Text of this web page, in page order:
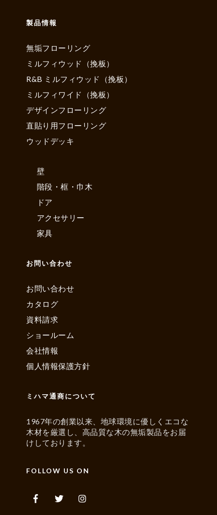
製品情報
無垢フローリング
ミルフィウッド（挽板）
R&B ミルフィウッド（挽板）
ミルフィワイド（挽板）
デザインフローリング
直貼り用フローリング
ウッドデッキ
壁
階段・框・巾木
ドア
アクセサリー
家具
お問い合わせ
お問い合わせ
カタログ
資料請求
ショールーム
会社情報
個人情報保護方針
ミハマ通商について
1967年の創業以来、地球環境に優しくエコな
木材を厳選し、高品質な木の無垢製品をお届
けしております。
FOLLOW US ON